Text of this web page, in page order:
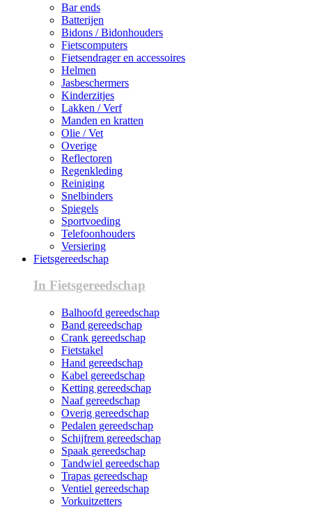
Bar ends
Batterijen
Bidons / Bidonhouders
Fietscomputers
Fietsendrager en accessoires
Helmen
Jasbeschermers
Kinderzitjes
Lakken / Verf
Manden en kratten
Olie / Vet
Overige
Reflectoren
Regenkleding
Reiniging
Snelbinders
Spiegels
Sportvoeding
Telefoonhouders
Versiering
Fietsgereedschap
In Fietsgereedschap
Balhoofd gereedschap
Band gereedschap
Crank gereedschap
Fietstakel
Hand gereedschap
Kabel gereedschap
Ketting gereedschap
Naaf gereedschap
Overig gereedschap
Pedalen gereedschap
Schijfrem gereedschap
Spaak gereedschap
Tandwiel gereedschap
Trapas gereedschap
Ventiel gereedschap
Vorkuitzetters